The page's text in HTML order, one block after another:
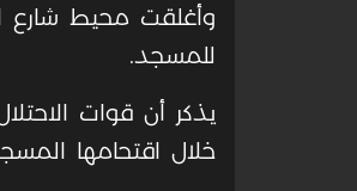
وأغلقت محيط شارع
للمسجد.
خلال اقتحامها